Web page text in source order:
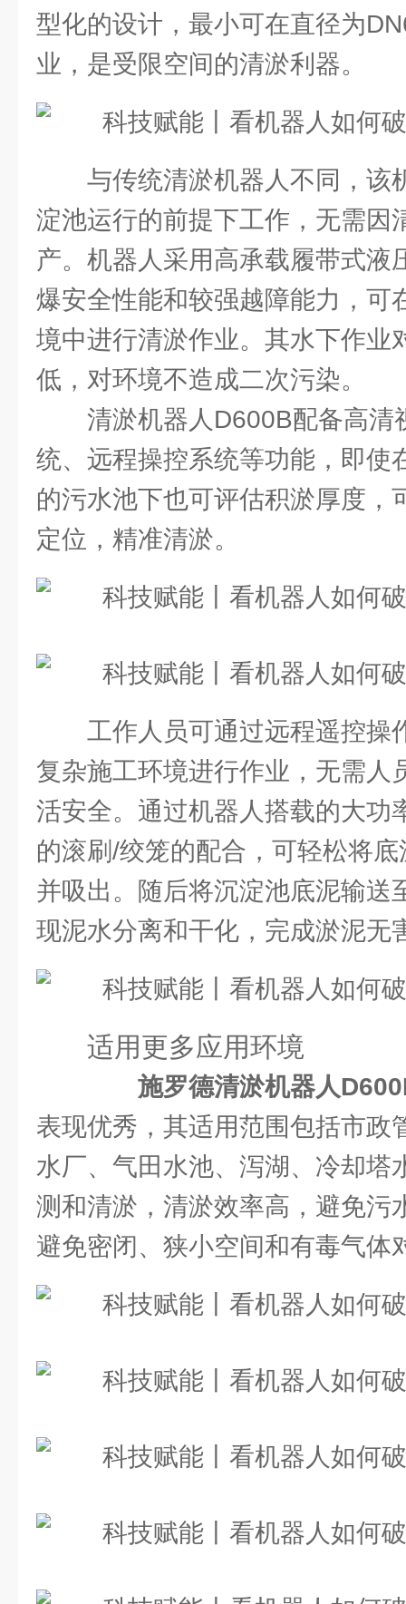
型化的设计，最小可在直径为
业，是受限空间的清淤利器。
与传统清淤机器人不同，该
淀池运行的前提下工作，无需因
产。机器人采用高承载履带式液
爆安全性能和较强越障能力，可
境中进行清淤作业。其水下作业
低，对环境不造成二次污染。
清淤机器人D600B配备高清
统、远程操控系统等功能，即使
的污水池下也可评估积淤厚度，
定位，精准清淤。
工作人员可通过远程遥控操
复杂施工环境进行作业，无需人
活安全。通过机器人搭载的大功
的滚刷/绞笼的配合，可轻松将
并吸出。随后将沉淀池底泥输送
现泥水分离和干化，完成淤泥无
适用更多应用环境
施罗德清淤机器人
表现优秀，其适用范围包括市政
水厂、气田水池、泻湖、冷却塔
测和清淤，清淤效率高，避免污
避免密闭、狭小空间和有毒气体